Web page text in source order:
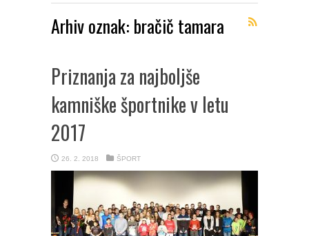
Arhiv oznak: bračič tamara
Priznanja za najboljše
kamniške športnike v letu
2017
26. 2. 2018 ŠPORT